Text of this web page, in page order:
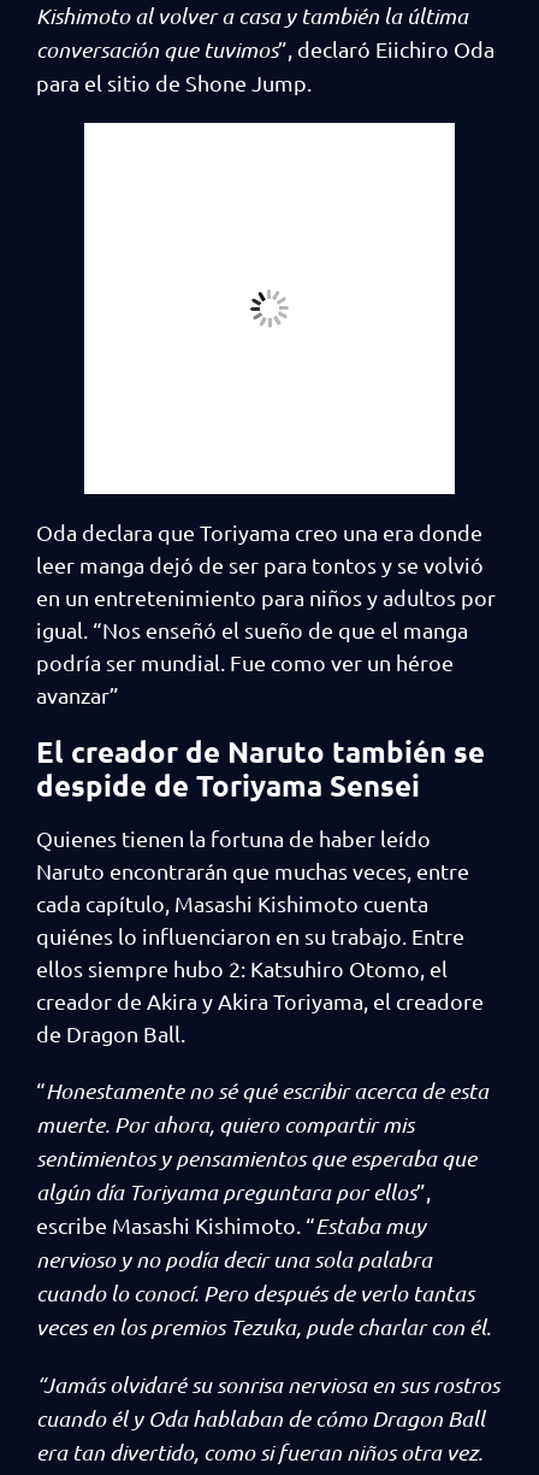
Kishimoto al volver a casa y también la última
conversación que tuvimos”, declaró Eiichiro Oda
para el sitio de Shone Jump.
Oda declara que Toriyama creo una era donde
leer manga dejó de ser para tontos y se volvió
en un entretenimiento para niños y adultos por
igual. “Nos enseñó el sueño de que el manga
podría ser mundial. Fue como ver un héroe
avanzar”
El creador de Naruto también se
despide de Toriyama Sensei
Quienes tienen la fortuna de haber leído
Naruto encontrarán que muchas veces, entre
cada capítulo, Masashi Kishimoto cuenta
quiénes lo influenciaron en su trabajo. Entre
ellos siempre hubo 2: Katsuhiro Otomo, el
creador de Akira y Akira Toriyama, el creadore
de Dragon Ball.
“Honestamente no sé qué escribir acerca de esta
muerte. Por ahora, quiero compartir mis
sentimientos y pensamientos que esperaba que
algún día Toriyama preguntara por ellos”,
escribe Masashi Kishimoto. “Estaba muy
nervioso y no podía decir una sola palabra
cuando lo conocí. Pero después de verlo tantas
veces en los premios Tezuka, pude charlar con él.
“Jamás olvidaré su sonrisa nerviosa en sus rostros
cuando él y Oda hablaban de cómo Dragon Ball
era tan divertido, como si fueran niños otra vez.